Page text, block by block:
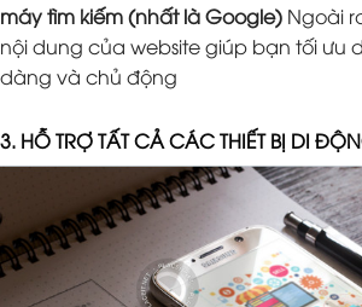
máy tìm kiếm (nhất là Google) Ngoài
nội dung của website giúp bạn tối ưu
dàng và chủ động
3. HỖ TRỢ TẤT CẢ CÁC THIẾT BỊ DI